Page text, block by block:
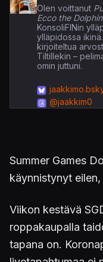
Olen voittanut
Ecco the
KonsoliFINin
ylläpidossa
kirjoiteltua
Tiltillekin –
omin juttuni.
@jaakkim0
Summer Games
käynnistynyt eilen,
Viikon kestävä
roppakaupalla
tapana on.